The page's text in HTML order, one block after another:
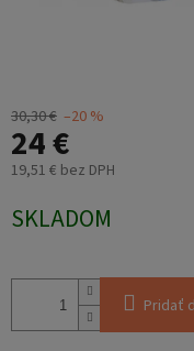
30,30 € –20 %
24 €
19,51 € bez DPH
cena:
SKLADOM
Pridať